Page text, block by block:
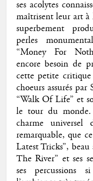
ses acolytes
maîtrisent leur art
superbement
perles
“Money For
encore besoin de
cette petite
choeurs assurés
“Walk Of Life” et
le tour du
charme
remarquable, que
Latest Tricks”,
The River” et ses
ses percussions